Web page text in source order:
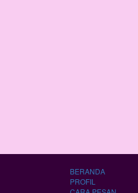
BERANDA
PROFIL